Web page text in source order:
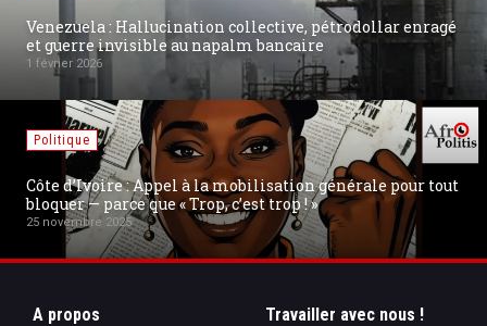
pétrodollar enragé
générale pour tout
! »
Conflit Russie-Ukraine :
nouvelle Ukraine pour une
19 août 2025
Internet
La militarisation de l'Internet
Swiss Privacy » et l'exil de
18 août 2025
A propos Travailler avec nous !